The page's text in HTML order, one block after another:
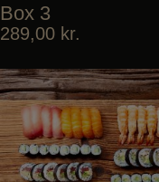
Box 3
289,00 kr.